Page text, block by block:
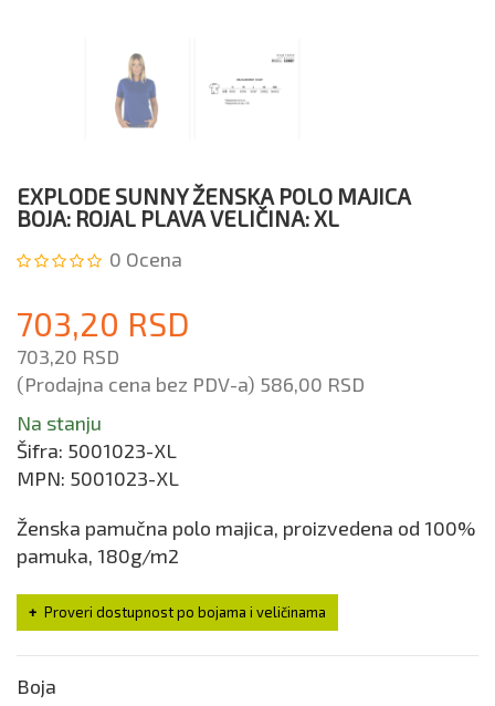
EXPLODE SUNNY ŽENSKA POLO MAJICA
BOJA: ROJAL PLAVA VELIČINA: XL
0 Ocena
703,20 RSD
703,20 RSD
(Prodajna cena bez PDV-a) 586,00 RSD
Na stanju
Šifra: 5001023-XL
MPN: 5001023-XL
Ženska pamučna polo majica, proizvedena od 100%
pamuka, 180g/m2
Proveri dostupnost po bojama i veličinama
Boja